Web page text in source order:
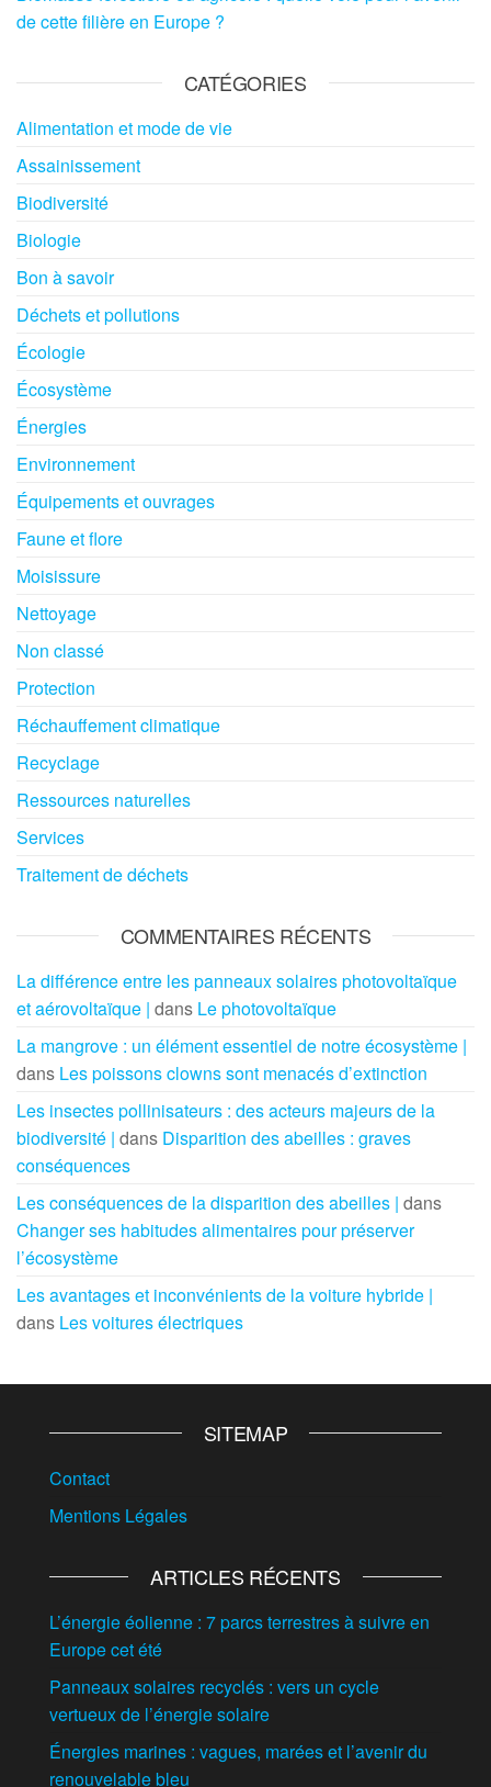
de cette filière en Europe ?
CATÉGORIES
Alimentation et mode de vie
Assainissement
Biodiversité
Biologie
Bon à savoir
Déchets et pollutions
Écologie
Écosystème
Énergies
Environnement
Équipements et ouvrages
Faune et flore
Moisissure
Nettoyage
Non classé
Protection
Réchauffement climatique
Recyclage
Ressources naturelles
Services
Traitement de déchets
COMMENTAIRES RÉCENTS
La différence entre les panneaux solaires photovoltaïque
et aérovoltaïque | dans Le photovoltaïque
La mangrove : un élément essentiel de notre écosystème |
dans Les poissons clowns sont menacés d’extinction
Les insectes pollinisateurs : des acteurs majeurs de la
biodiversité | dans Disparition des abeilles : graves
conséquences
Les conséquences de la disparition des abeilles | dans
Changer ses habitudes alimentaires pour préserver
l’écosystème
Les avantages et inconvénients de la voiture hybride |
dans Les voitures électriques
SITEMAP
Contact
Mentions Légales
ARTICLES RÉCENTS
L’énergie éolienne : 7 parcs terrestres à suivre en
Europe cet été
Panneaux solaires recyclés : vers un cycle
vertueux de l’énergie solaire
Énergies marines : vagues, marées et l’avenir du
renouvelable bleu